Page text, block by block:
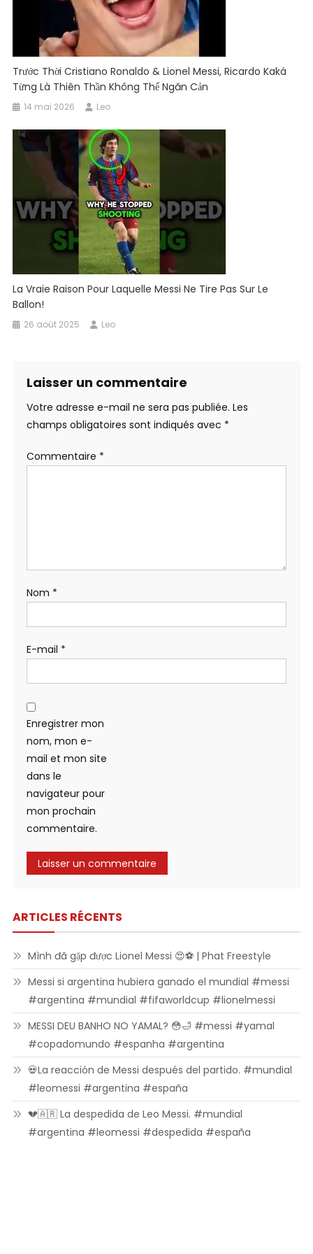
Trước Thời Cristiano Ronaldo & Lionel Messi, Ricardo Kaká
Từng Là Thiên Thần Không Thể Ngăn Cản
14 mai 2026 Leo
La Vraie Raison Pour Laquelle Messi Ne Tire Pas Sur Le
Ballon!
26 août 2025 Leo
Laisser un commentaire
Votre adresse e-mail ne sera pas publiée. Les
champs obligatoires sont indiqués avec *
Commentaire *
Nom *
E-mail *
Enregistrer mon
nom, mon e-
mail et mon site
dans le
navigateur pour
mon prochain
commentaire.
ARTICLES RÉCENTS
Mình đã gặp được Lionel Messi 😍⚽ | Phat Freestyle
Messi si argentina hubiera ganado el mundial #messi
#argentina #mundial #fifaworldcup #lionelmessi
MESSI DEU BANHO NO YAMAL? 😳🛁 #messi #yamal
#copadomundo #espanha #argentina
💀La reacción de Messi después del partido. #mundial
#leomessi #argentina #españa
💔🇦🇷 La despedida de Leo Messi. #mundial
#argentina #leomessi #despedida #españa